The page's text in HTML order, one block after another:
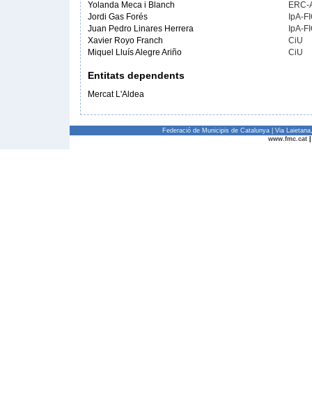
Yolanda Meca i Blanch
ERC-
Jordi Gas Forés
IpA-
Juan Pedro Linares Herrera
IpA-
Xavier Royo Franch
CiU
Miquel Lluís Alegre Ariño
CiU
Entitats dependents
Mercat L'Aldea
Federació de Municipis de Catalunya | Via
www.fmc.cat